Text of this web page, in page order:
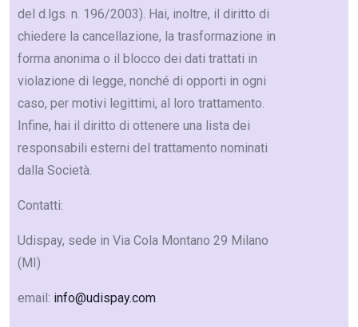
del d.lgs. n. 196/2003). Hai, inoltre, il diritto di
chiedere la cancellazione, la trasformazione in
forma anonima o il blocco dei dati trattati in
violazione di legge, nonché di opporti in ogni
caso, per motivi legittimi, al loro trattamento.
Infine, hai il diritto di ottenere una lista dei
responsabili esterni del trattamento nominati
dalla Società.
Contatti:
Udispay, sede in Via Cola Montano 29 Milano
(MI)
email: info@udispay.com